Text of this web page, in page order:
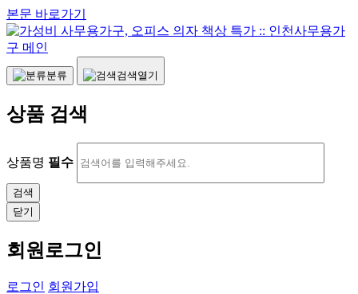
본문 바로가기
분류 검색열기
상품 검색
상품명 필수
닫기
회원로그인
로그인 회원가입